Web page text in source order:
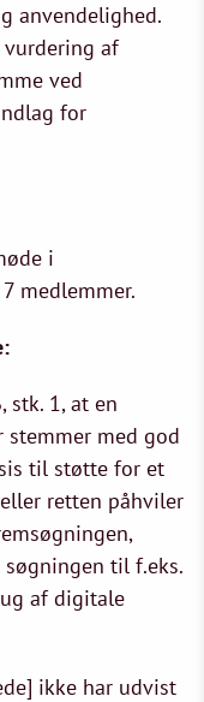
anvendelighed.
vurdering af
ved
for
i
medlemmer.
stk. 1, at en
med god
til støtte for et
retten påhviler
til f.eks.
af digitale
ikke har udvist